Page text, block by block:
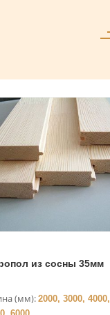
из сосны 35мм
(мм): 2000, 3000, 4000,